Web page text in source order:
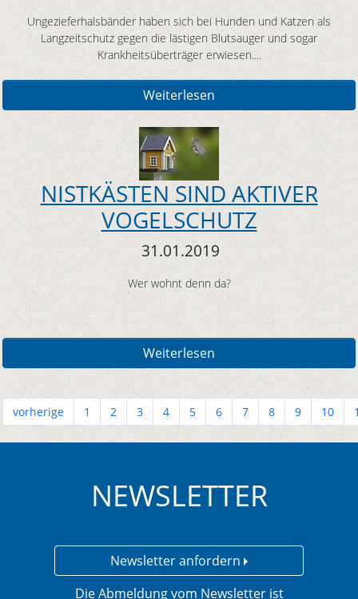
Ungezieferhalsbänder haben sich bei Hunden und Katzen als
Langzeitschutz gegen die lästigen Blutsauger und sogar
Krankheitsüberträger erwiesen....
Weiterlesen
NISTKÄSTEN SIND AKTIVER
VOGELSCHUTZ
31.01.2019
Wer wohnt denn da?
Weiterlesen
vorherige 1 2 3 4 5 6 7 8 9 10
NEWSLETTER
Newsletter anfordern
Die Abmeldung vom Newsletter ist